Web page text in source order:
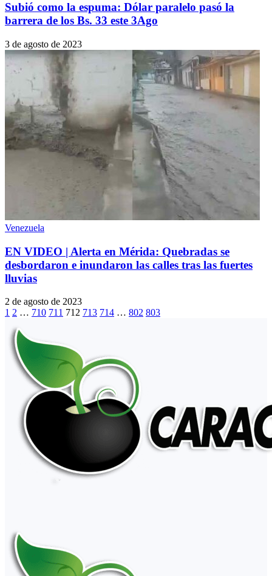
Subió como la espuma: Dólar paralelo pasó la
barrera de los Bs. 33 este 3Ago
3 de agosto de 2023
Venezuela
EN VIDEO | Alerta en Mérida: Quebradas se
desbordaron e inundaron las calles tras las fuertes
lluvias
2 de agosto de 2023
1 2 … 710 711 712 713 714 … 802 803